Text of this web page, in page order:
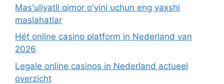
Mas'uliyatli qimor o'yini uchun eng yaxshi
maslahatlar
Hét online casino platform in Nederland van
2026
Legale online casinos in Nederland actueel
overzicht